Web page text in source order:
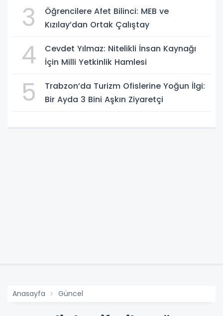
3
Öğrencilere Afet Bilinci: MEB ve
Kızılay’dan Ortak Çalıştay
4
Cevdet Yılmaz: Nitelikli İnsan Kaynağı
İçin Milli Yetkinlik Hamlesi
5
Trabzon’da Turizm Ofislerine Yoğun İlgi:
Bir Ayda 3 Bini Aşkın Ziyaretçi
Anasayfa Güncel